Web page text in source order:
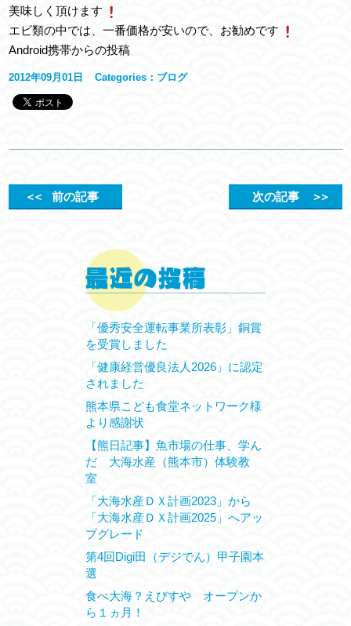
美味しく頂けます
エビ類の中では、一番価格が安いので、お勧めです
Android携帯からの投稿
2012年09月01日 Categories： ブログ
＜＜前の記事 次の記事 ＞＞
「優秀安全運転事業所表彰」銅賞
を受賞しました
「健康経営優良法人2026」に認定
されました
熊本県こども食堂ネットワーク様
より感謝状
【熊日記事】魚市場の仕事、学ん
だ 大海水産（熊本市）体験教
室
「大海水産ＤＸ計画2023」から
「大海水産ＤＸ計画2025」へアッ
プグレード
第4回Digi田（デジでん）甲子園本
選
食べ大海？えびすや オープンか
ら１ヵ月！